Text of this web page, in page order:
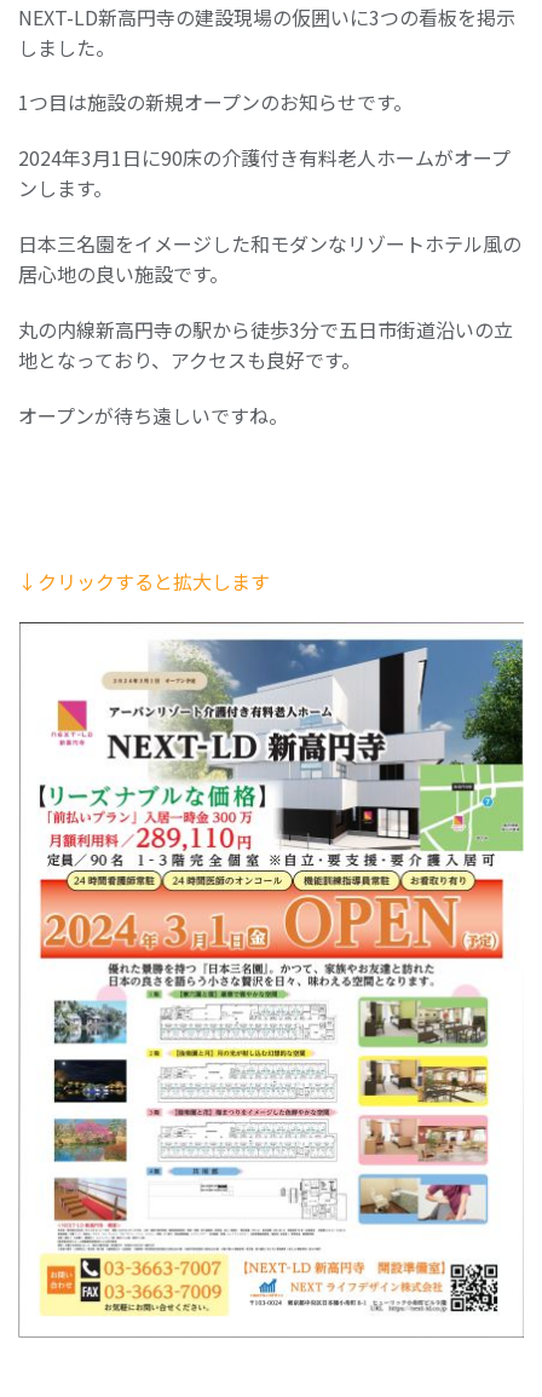
NEXT-LD新高円寺の建設現場の仮囲いに3つの看板を掲示
しました。
1つ目は施設の新規オープンのお知らせです。
2024年3月1日に90床の介護付き有料老人ホームがオープ
ンします。
日本三名園をイメージした和モダンなリゾートホテル風の
居心地の良い施設です。
丸の内線新高円寺の駅から徒歩3分で五日市街道沿いの立
地となっており、アクセスも良好です。
オープンが待ち遠しいですね。
↓クリックすると拡大します